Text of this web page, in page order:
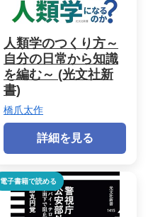
人類学のつくり方～
自分の日常から知識
を編む～ (光文社新
書)
橋爪太作
詳細を見る
電子書籍で読める